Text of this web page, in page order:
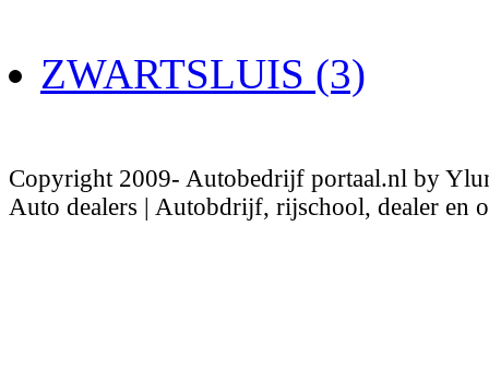
ZWARTSLUIS (3)
Copyright 2009- Autobedrijf portaal.nl by
Auto dealers | Autobdrijf, rijschool, dealer en